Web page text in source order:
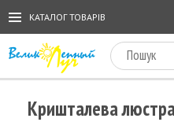
КАТАЛОГ ТОВАРІВ
Кришталева